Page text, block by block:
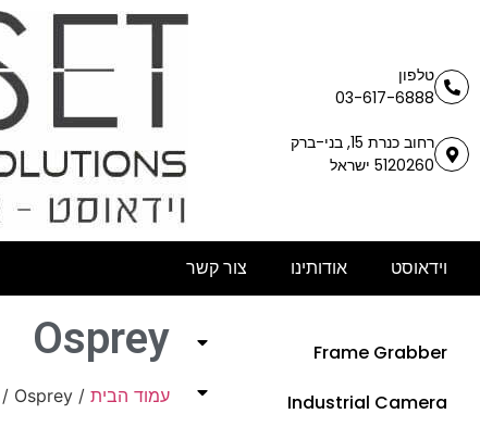
טלפון
03-617-6888
רחוב כנרת 15, בני-ברק
5120260 ישראל
וידאוסט אודותינו צור קשר
Frame Grabber
Industrial Camera
Osprey
עמוד הבית /
/ Osprey